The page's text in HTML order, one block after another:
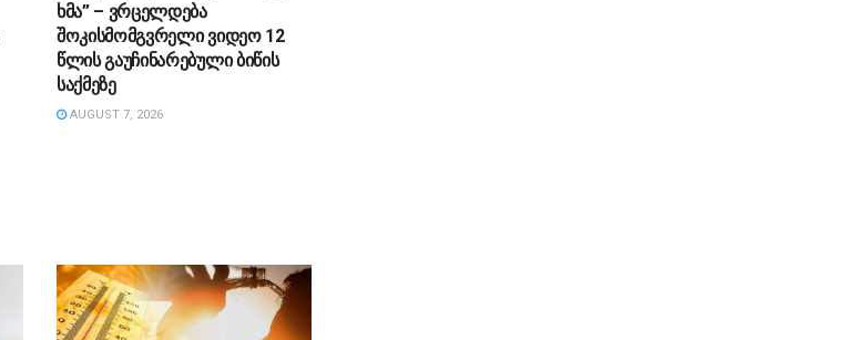
ხმა” – ვრცელდება
შოკისმომგვრელი ვიდეო 12
წლის გაუჩინარებული ბიწის
საქმეზე
AUGUST 7, 2026